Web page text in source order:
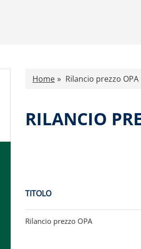
Home Rilancio prezzo OPA
RILANCIO
TITOLO
Rilancio prezzo OPA